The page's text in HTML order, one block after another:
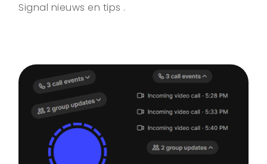
Signal nieuws en tips .